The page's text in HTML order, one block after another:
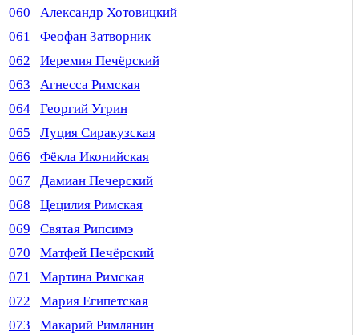
060
Александр Хотовицкий
061
Феофан Затворник
062
Иеремия Печёрский
063
Агнесса Римская
064
Георгий Угрин
065
Луция Сиракузская
066
Фёкла Иконийская
067
Дамиан Печерский
068
Цецилия Римская
069
Святая Рипсимэ
070
Матфей Печёрский
071
Мартина Римская
072
Мария Египетская
073
Макарий Римлянин